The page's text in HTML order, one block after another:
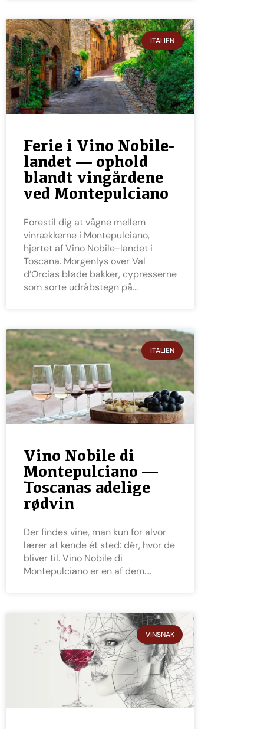
ITALIEN
Ferie i Vino Nobile-
landet — ophold
blandt vingårdene
ved Montepulciano
Forestil dig at vågne mellem
vinrækkerne i Montepulciano,
hjertet af Vino Nobile-landet i
Toscana. Morgenlys over Val
d’Orcias bløde bakker, cypresserne
som sorte udråbstegn på
ITALIEN
Vino Nobile di
Montepulciano —
Toscanas adelige
rødvin
Der findes vine, man kun for alvor
lærer at kende ét sted: dér, hvor de
bliver til. Vino Nobile di
Montepulciano er en af dem.
VINSNAK